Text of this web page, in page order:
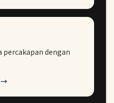
percakapan dengan
→